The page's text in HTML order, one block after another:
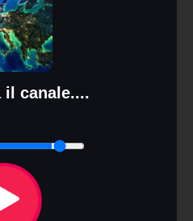
il canale....